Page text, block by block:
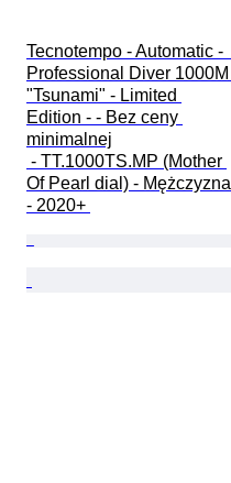
Tecnotempo - Automatic -
Professional Diver 1000M
"Tsunami" - Limited
Edition - - Bez ceny
minimalnej
Of Pearl dial) - Mężczyzna
- 2020+